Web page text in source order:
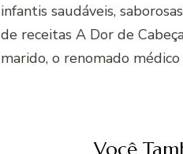
infantis saudáveis,
de receitas A Dor de
marido, o renomado
Você